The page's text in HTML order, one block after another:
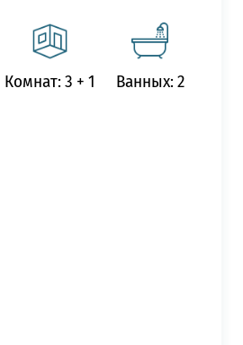
Комнат: 3 + 1 Ванных: 2